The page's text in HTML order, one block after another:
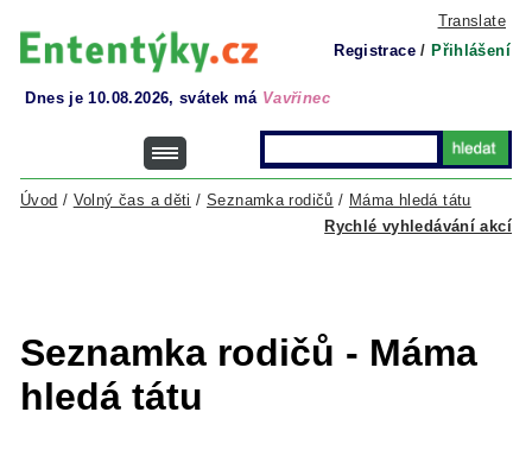
Translate
Registrace / Přihlášení
Dnes je 10.08.2026, svátek má Vavřinec
Rychlé vyhledávání akcí
Úvod / Volný čas a děti /Seznamka rodičů / Máma hledá tátu
Seznamka rodičů - Máma
hledá tátu